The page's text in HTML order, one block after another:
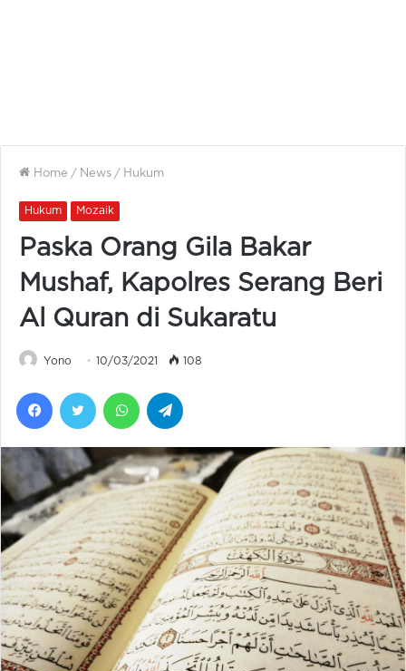
Home / News / Hukum
Hukum Mozaik
Paska Orang Gila Bakar
Mushaf, Kapolres Serang Beri
Al Quran di Sukaratu
Yono 10/03/2021 108
FacebookTwitter WhatsApp